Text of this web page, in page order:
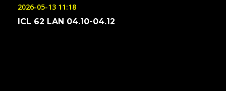
2026-05-13 11:18
ICL 62 LAN 04.10-04.12